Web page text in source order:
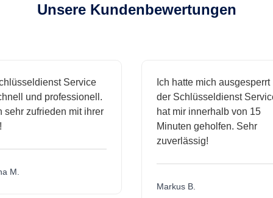
Unsere Kundenbewertungen
Service
und professionell.
zufrieden mit ihrer
Ich hatte mich ausgesperrt und
der Schlüsseldienst Service
hat mir innerhalb von 15
Minuten geholfen. Sehr
zuverlässig!
Markus B.